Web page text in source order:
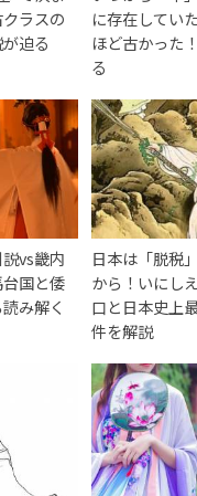
ラスの
迫る
に存在してい
ほど古かった
る
vs畿内
国と倭
み解く
日本は「脱税
から！いにし
口と日本史上
件を解説